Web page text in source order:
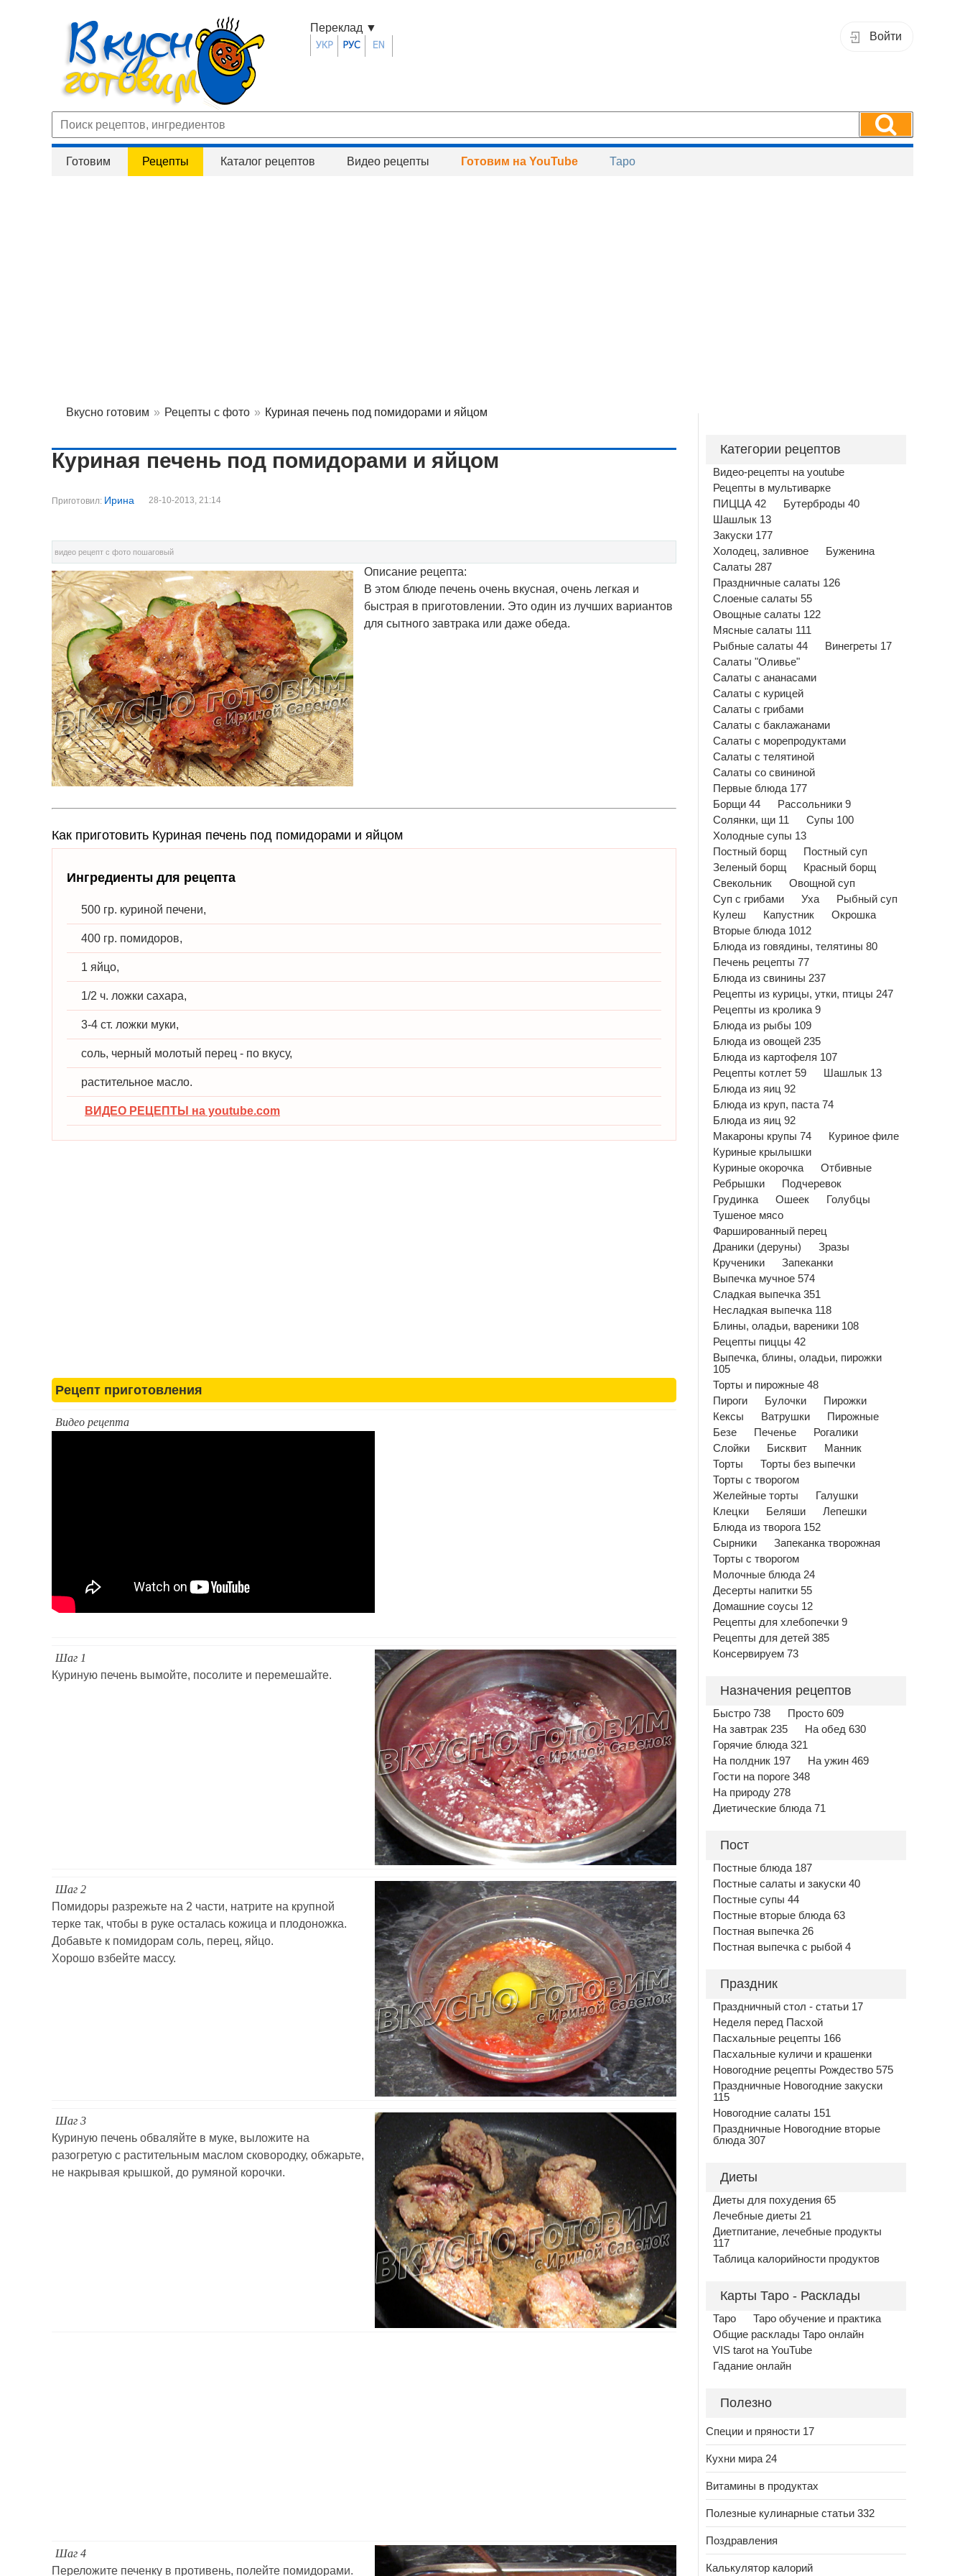
Войти
Переклад ▼
Готовим Рецепты Каталог рецептов Видео рецепты Готовим на YouTube Таро
Вкусно готовим » Рецепты с фото » Куриная печень под помидорами и яйцом
Куриная печень под помидорами и яйцом
Приготовил: Ирина 28-10-2013, 21:14
видео рецепт с фото пошаговый
Описание рецепта:
В этом блюде печень очень вкусная, очень легкая и
быстрая в приготовлении. Это один из лучших вариантов
для сытного завтрака или даже обеда.
Как приготовить Куриная печень под помидорами и яйцом
Ингредиенты для рецепта
500 гр. куриной печени,
400 гр. помидоров,
1 яйцо,
1/2 ч. ложки сахара,
3-4 ст. ложки муки,
соль, черный молотый перец - по вкусу,
растительное масло.
ВИДЕО РЕЦЕПТЫ на youtube.com
Рецепт приготовления
Видео рецепта
Шаг 1
Куриную печень вымойте, посолите и перемешайте.
Шаг 2
Помидоры разрежьте на 2 части, натрите на крупной
терке так, чтобы в руке осталась кожица и плодоножка.
Добавьте к помидорам соль, перец, яйцо.
Хорошо взбейте массу.
Шаг 3
Куриную печень обваляйте в муке, выложите на
разогретую с растительным маслом сковородку, обжарьте,
не накрывая крышкой, до румяной корочки.
Шаг 4
Переложите печенку в противень, полейте помидорами.
Категории рецептов
Видео-рецепты на youtube
Рецепты в мультиварке
ПИЦЦА 42
Бутерброды 40
Шашлык 13
Закуски 177
Холодец, заливное
Буженина
Салаты 287
Праздничные салаты 126
Слоеные салаты 55
Овощные салаты 122
Мясные салаты 111
Рыбные салаты 44
Винегреты 17
Салаты "Оливье"
Салаты с ананасами
Салаты с курицей
Салаты с грибами
Салаты с баклажанами
Салаты с морепродуктами
Салаты с телятиной
Салаты со свининой
Первые блюда 177
Борщи 44
Рассольники 9
Солянки, щи 11
Супы 100
Холодные супы 13
Постный борщ
Постный суп
Зеленый борщ
Красный борщ
Свекольник
Овощной суп
Суп с грибами
Уха
Рыбный суп
Кулеш
Капустник
Окрошка
Вторые блюда 1012
Блюда из говядины, телятины 80
Печень рецепты 77
Блюда из свинины 237
Рецепты из курицы, утки, птицы 247
Рецепты из кролика 9
Блюда из рыбы 109
Блюда из овощей 235
Блюда из картофеля 107
Рецепты котлет 59
Шашлык 13
Блюда из яиц 92
Блюда из круп, паста 74
Блюда из яиц 92
Макароны крупы 74
Куриное филе
Куриные крылышки
Куриные окорочка
Отбивные
Ребрышки
Подчеревок
Грудинка
Ошеек
Голубцы
Тушеное мясо
Фаршированный перец
Драники (деруны)
Зразы
Крученики
Запеканки
Выпечка мучное 574
Сладкая выпечка 351
Несладкая выпечка 118
Блины, оладьи, вареники 108
Рецепты пиццы 42
Выпечка, блины, оладьи, пирожки
105
Торты и пирожные 48
Пироги
Булочки
Пирожки
Кексы
Ватрушки
Пирожные
Безе
Печенье
Рогалики
Слойки
Бисквит
Манник
Торты
Торты без выпечки
Торты с творогом
Желейные торты
Галушки
Клецки
Беляши
Лепешки
Блюда из творога 152
Сырники
Запеканка творожная
Торты с творогом
Молочные блюда 24
Десерты напитки 55
Домашние соусы 12
Рецепты для хлебопечки 9
Рецепты для детей 385
Консервируем 73
Назначения рецептов
Быстро 738
Просто 609
На завтрак 235
На обед 630
Горячие блюда 321
На полдник 197
На ужин 469
Гости на пороге 348
На природу 278
Диетические блюда 71
Пост
Постные блюда 187
Постные салаты и закуски 40
Постные супы 44
Постные вторые блюда 63
Постная выпечка 26
Постная выпечка с рыбой 4
Праздник
Праздничный стол - статьи 17
Неделя перед Пасхой
Пасхальные рецепты 166
Пасхальные куличи и крашенки
Новогодние рецепты Рождество 575
Праздничные Новогодние закуски
115
Новогодние салаты 151
Праздничные Новогодние вторые
блюда 307
Диеты
Диеты для похудения 65
Лечебные диеты 21
Диетпитание, лечебные продукты
117
Таблица калорийности продуктов
Карты Таро - Расклады
Таро
Таро обучение и практика
Общие расклады Таро онлайн
VIS tarot на YouTube
Гадание онлайн
Полезно
Специи и пряности 17
Кухни мира 24
Витамины в продуктах
Полезные кулинарные статьи 332
Поздравления
Калькулятор калорий